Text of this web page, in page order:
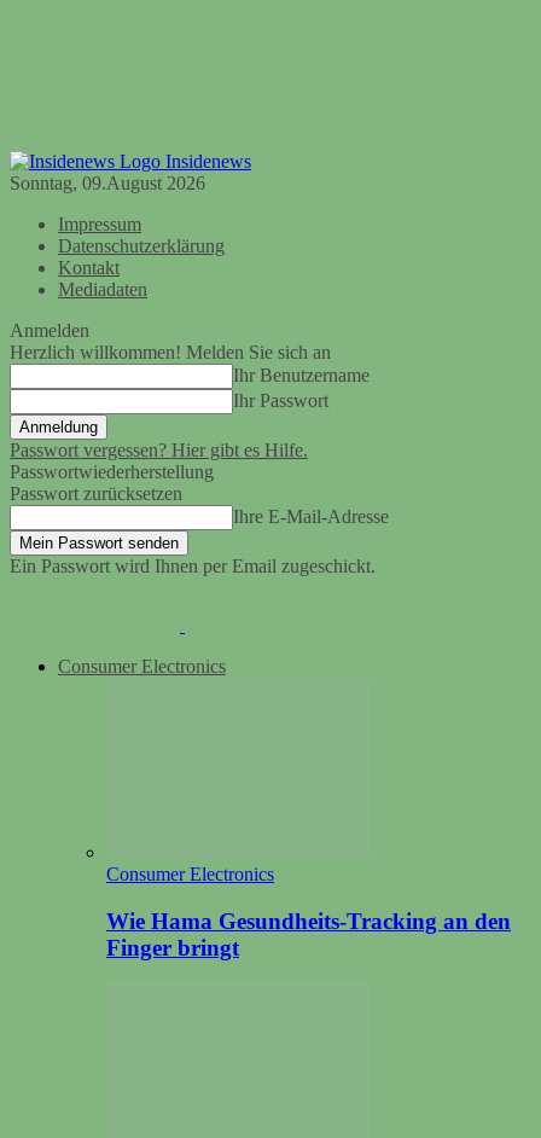
Insidenews
Sonntag, 09.August 2026
Impressum
Datenschutzerklärung
Kontakt
Mediadaten
Anmelden
Herzlich willkommen! Melden Sie sich an
Ihr Benutzername
Ihr Passwort
Passwort vergessen? Hier gibt es Hilfe.
Passwortwiederherstellung
Passwort zurücksetzen
Ihre E-Mail-Adresse
Ein Passwort wird Ihnen per Email zugeschickt.
Consumer Electronics
Consumer Electronics
Wie Hama Gesundheits-Tracking an den
Finger bringt